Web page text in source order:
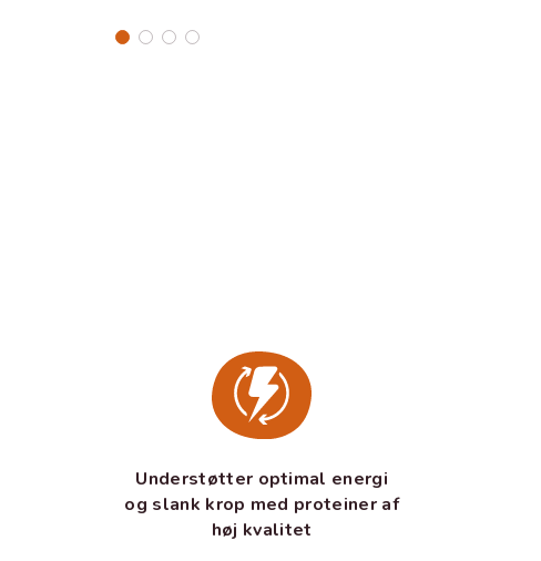
Understøtter optimal energi
og slank krop med proteiner af
høj kvalitet